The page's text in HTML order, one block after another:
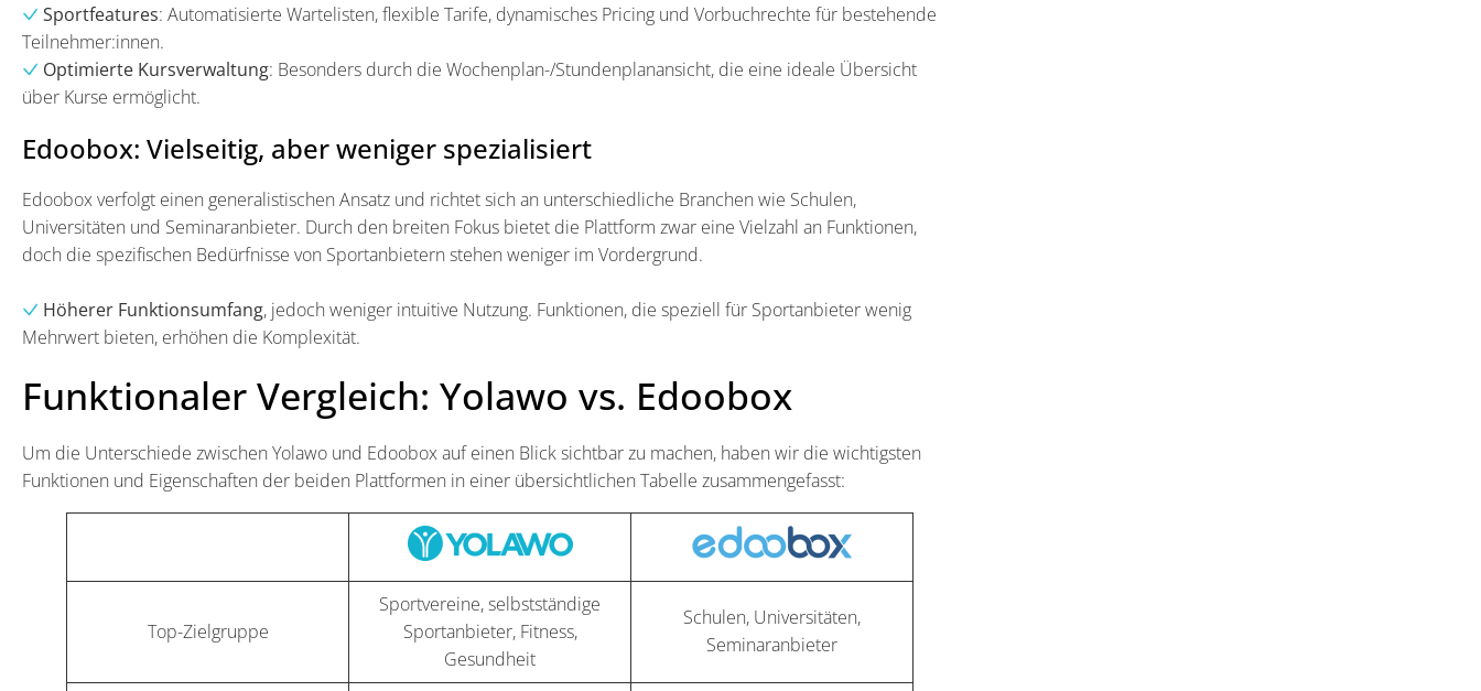
Sportfeatures: Automatisierte Wartelisten, flexible Tarife, dynamisches Pricing und Vorbuchrechte für bestehende
Teilnehmer:innen.
Optimierte Kursverwaltung: Besonders durch die Wochenplan-/Stundenplanansicht, die eine ideale Übersicht
über Kurse ermöglicht.
Edoobox: Vielseitig, aber weniger spezialisiert
Edoobox verfolgt einen generalistischen Ansatz und richtet sich an unterschiedliche Branchen wie Schulen,
Universitäten und Seminaranbieter. Durch den breiten Fokus bietet die Plattform zwar eine Vielzahl an Funktionen,
doch die spezifischen Bedürfnisse von Sportanbietern stehen weniger im Vordergrund.
Höherer Funktionsumfang, jedoch weniger intuitive Nutzung. Funktionen, die speziell für Sportanbieter wenig
Mehrwert bieten, erhöhen die Komplexität.
Funktionaler Vergleich: Yolawo vs. Edoobox
Um die Unterschiede zwischen Yolawo und Edoobox auf einen Blick sichtbar zu machen, haben wir die wichtigsten
Funktionen und Eigenschaften der beiden Plattformen in einer übersichtlichen Tabelle zusammengefasst:
Top-Zielgruppe
Sportvereine, selbstständige
Sportanbieter, Fitness,
Gesundheit
Schulen, Universitäten,
Seminaranbieter